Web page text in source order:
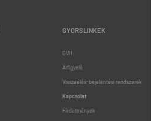
GYORSLINKEK
GVH
Árfigyelő
Visszaélés-bejelentési rendszerek
Kapcsolat
Hirdetmények